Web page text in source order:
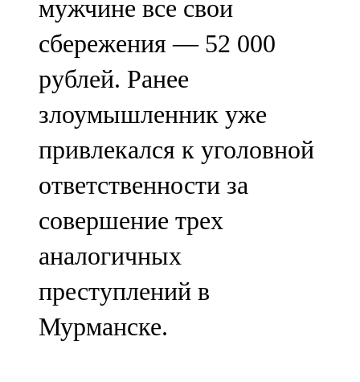
мужчине все свои
сбережения — 52 000
рублей. Ранее
злоумышленник уже
привлекался к уголовной
ответственности за
совершение трех
аналогичных
преступлений в
Мурманске.